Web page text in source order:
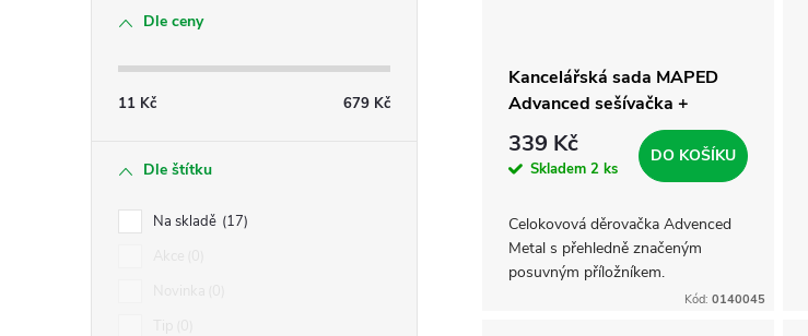
Dle ceny
11 Kč 679 Kč
Dle štítku
Na skladě 17
Kancelářská sada MAPED
Advanced sešívačka +
děrovačka
339 Kč
Skladem 2 ks
DO KOŠÍKU
Celokovová děrovačka Advenced
Metal s přehledně značeným
posuvným příložníkem.
Kód: 0140045